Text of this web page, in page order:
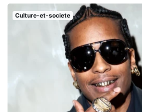
Culture-et-societe